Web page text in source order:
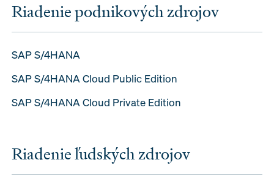
Riadenie podnikových zdrojov
SAP S/4HANA
SAP S/4HANA Cloud Public Edition
SAP S/4HANA Cloud Private Edition
Riadenie ľudských zdrojov